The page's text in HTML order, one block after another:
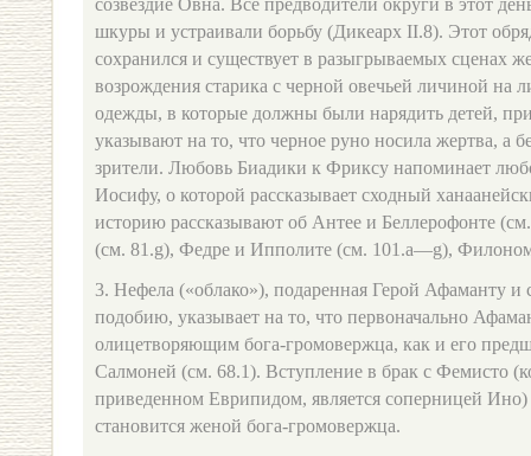
созвездие Овна. Все предводители округи в этот
шкуры и устраивали борьбу (Дикеарх II.8). Этот
сохранился и существует в разыгрываемых сценах
возрождения старика с черной овечьей личиной на
одежды, в которые должны были нарядить детей,
указывают на то, что черное руно носила жертва, а
зрители. Любовь Биадики к Фриксу напоминает
Иосифу, о которой рассказывает сходный
историю рассказывают об Антее и Беллерофонте
(см. 81.g), Федре и Ипполите (см. 101.a—g),
3. Нефела («облако»), подаренная Герой Афаманту и
подобию, указывает на то, что первоначально
олицетворяющим бога-громовержца, как и его
Салмоней (см. 68.1). Вступление в брак с Фемисто
приведенном Еврипидом, является соперницей Ино)
становится женой бога-громовержца.